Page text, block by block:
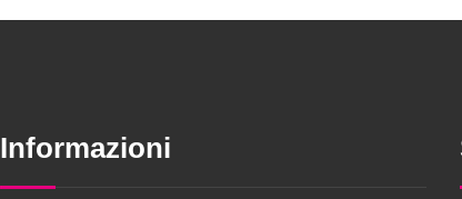
Informazioni